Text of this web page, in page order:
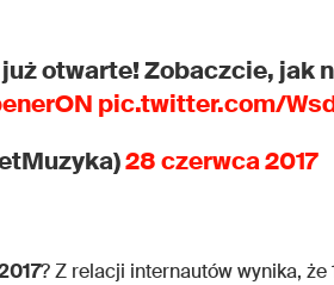
otwarte! Zobaczcie, jak
pic.twitter.com/
28 czerwca 2017
? Z relacji internautów wynika, że